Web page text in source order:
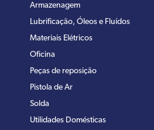
Armazenagem
Lubrificação, Óleos e Fluídos
Materiais Elétricos
Oficina
Peças de reposição
Pistola de Ar
Solda
Utilidades Domésticas